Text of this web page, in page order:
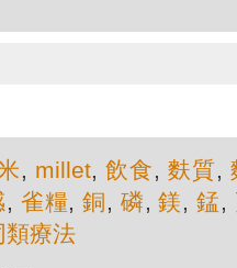
, millet, 飲食, 麩質,
, 雀糧,銅, 磷,鎂,錳,
類療法